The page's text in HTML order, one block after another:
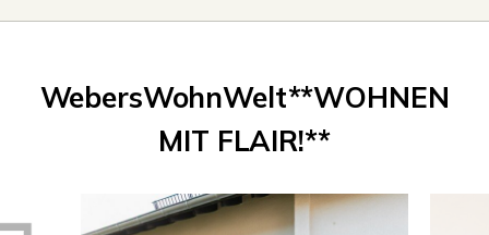
WebersWohnWelt**WOHNEN
MIT FLAIR!**